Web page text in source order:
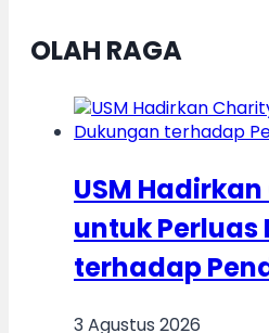
OLAH RAGA
USM
untuk Perluas
terhadap
3 Agustus 2026